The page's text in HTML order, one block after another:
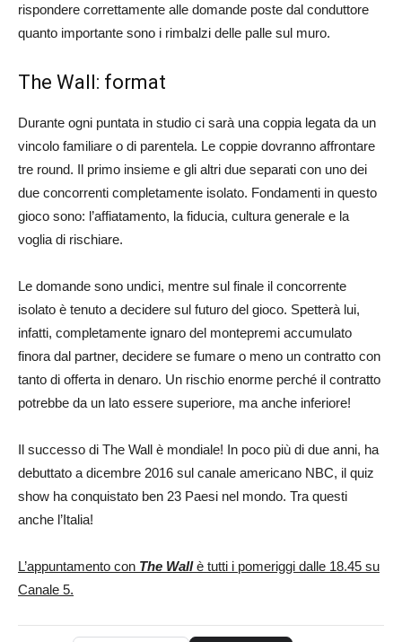
rispondere correttamente alle domande poste dal conduttore
quanto importante sono i rimbalzi delle palle sul muro.
The Wall: format
Durante ogni puntata in studio ci sarà una coppia legata da un
vincolo familiare o di parentela. Le coppie dovranno affrontare
tre round. Il primo insieme e gli altri due separati con uno dei
due concorrenti completamente isolato. Fondamenti in questo
gioco sono: l’affiatamento, la fiducia, cultura generale e la
voglia di rischiare.
Le domande sono undici, mentre sul finale il concorrente
isolato è tenuto a decidere sul futuro del gioco. Spetterà lui,
infatti, completamente ignaro del montepremi accumulato
finora dal partner, decidere se fumare o meno un contratto con
tanto di offerta in denaro. Un rischio enorme perché il contratto
potrebbe da un lato essere superiore, ma anche inferiore!
Il successo di The Wall è mondiale! In poco più di due anni, ha
debuttato a dicembre 2016 sul canale americano NBC, il quiz
show ha conquistato ben 23 Paesi nel mondo. Tra questi
anche l’Italia!
L’appuntamento con The Wallè tutti i pomeriggi dalle 18.45 su
Canale 5.